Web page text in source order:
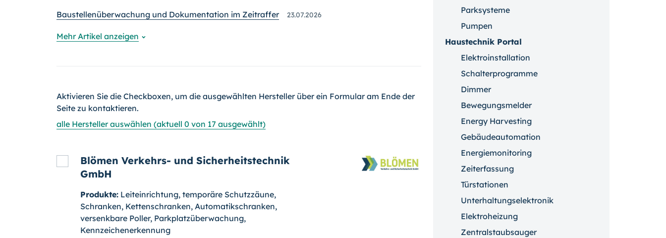
Baustellenüberwachung und Dokumentation im Zeitraffer 23.07.2026
Mehr Artikel anzeigen
Aktivieren Sie die Checkboxen, um die ausgewählten Hersteller über ein Formular am Ende der
Seite zu kontaktieren.
alle Hersteller auswählen (aktuell 0 von 17 ausgewählt)
Blömen Verkehrs- und Sicherheitstechnik
GmbH
Produkte: Leiteinrichtung, temporäre Schutzzäune,
Schranken, Kettenschranken, Automatikschranken,
versenkbare Poller, Parkplatzüberwachung,
Kennzeichenerkennung
Parksysteme
Pumpen
Haustechnik Portal
Elektroinstallation
Schalterprogramme
Dimmer
Bewegungsmelder
Energy Harvesting
Gebäudeautomation
Energiemonitoring
Zeiterfassung
Türstationen
Unterhaltungselektronik
Elektroheizung
Zentralstaubsauger